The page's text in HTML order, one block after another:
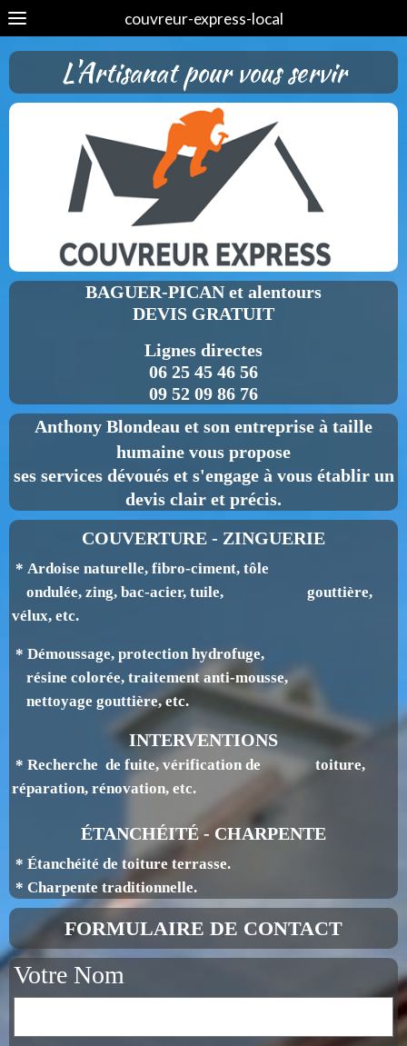
couvreur-express-local
L'Artisanat pour vous servir
BAGUER-PICAN et alentours
DEVIS GRATUIT
Lignes directes
06 25 45 46 56
09 52 09 86 76
Anthony Blondeau et son entreprise à taille
humaine vous propose
ses services dévoués et s'engage à vous établir un
devis clair et précis.
COUVERTURE - ZINGUERIE
* Ardoise naturelle, fibro-ciment, tôle
ondulée, zing, bac-acier, tuile, gouttière,
vélux, etc.
* Démoussage, protection hydrofuge,
résine colorée, traitement anti-mousse,
nettoyage gouttière, etc.
INTERVENTIONS
* Recherche de fuite, vérification de toiture,
réparation, rénovation, etc.
ÉTANCHÉITÉ - CHARPENTE
* Étanchéité de toiture terrasse.
* Charpente traditionnelle.
FORMULAIRE DE CONTACT
Votre Nom